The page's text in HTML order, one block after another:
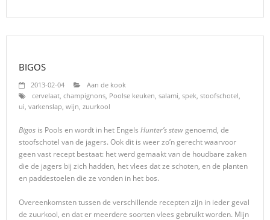
BIGOS
2013-02-04
Aan de kook
cervelaat, champignons, Poolse keuken, salami, spek, stoofschotel,
ui, varkenslap, wijn, zuurkool
Bigos is Pools en wordt in het Engels Hunter’s stew genoemd, de
stoofschotel van de jagers. Ook dit is weer zo’n gerecht waarvoor
geen vast recept bestaat: het werd gemaakt van de houdbare zaken
die de jagers bij zich hadden, het vlees dat ze schoten, en de planten
en paddestoelen die ze vonden in het bos.
Overeenkomsten tussen de verschillende recepten zijn in ieder geval
de zuurkool, en dat er meerdere soorten vlees gebruikt worden. Mijn